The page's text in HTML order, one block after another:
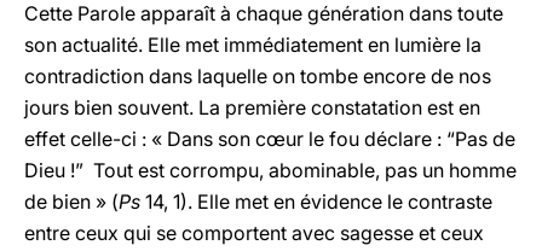
Cette Parole apparaît à chaque génération dans toute
son actualité. Elle met immédiatement en lumière la
contradiction dans laquelle on tombe encore de nos
jours bien souvent. La première constatation est en
effet celle-ci : « Dans son cœur le fou déclare : “Pas de
Dieu !” Tout est corrompu, abominable, pas un homme
de bien » (Ps 14, 1). Elle met en évidence le contraste
entre ceux qui se comportent avec sagesse et ceux